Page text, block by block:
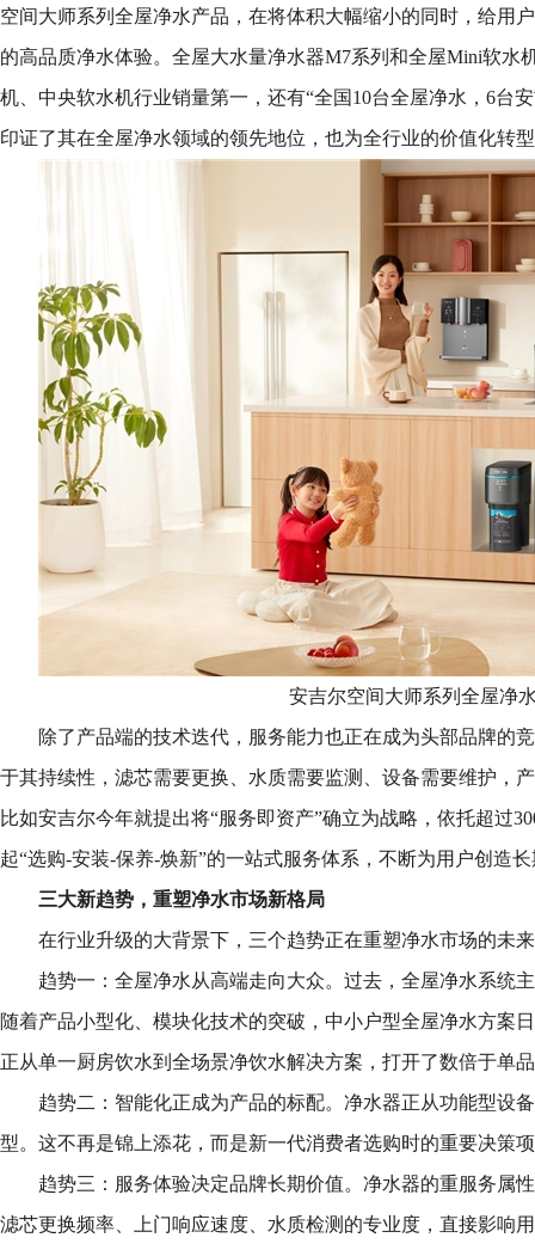
空间大师系列全屋净水产品，在将体积大幅缩小的同时，给用
的高品质净水体验。全屋大水量净水器M7系列和全屋Mini软水
机、中央软水机行业销量第一，还有“全国10台全屋净水，6台
印证了其在全屋净水领域的领先地位，也为全行业的价值化转
安吉尔空间大师系列全屋净
除了产品端的技术迭代，服务能力也正在成为头部品牌的
于其持续性，滤芯需要更换、水质需要监测、设备需要维护，
比如安吉尔今年就提出将“服务即资产”确立为战略，依托超过
起“选购-安装-保养-焕新”的一站式服务体系，不断为用户创造
三大新趋势 ， 重塑净水市场新格局
在行业升级的大背景下，三个趋势正在重塑净水市场的未
趋势一：全屋净水从高端走向大众。过去，全屋净水系统
随着产品小型化、模块化技术的突破，中小户型全屋净水方案
正从单一厨房饮水到全场景净饮水解决方案，打开了数倍于单
趋势二：智能化正成为产品的标配。净水器正从功能型设
型。这不再是锦上添花，而是新一代消费者选购时的重要决策
趋势三：服务体验决定品牌长期价值。净水器的重服务
滤芯更换频率、上门响应速度、水质检测的专业度，直接影响